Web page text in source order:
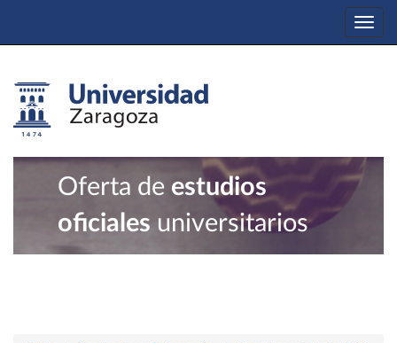
Oferta de estudios
oficiales universitarios